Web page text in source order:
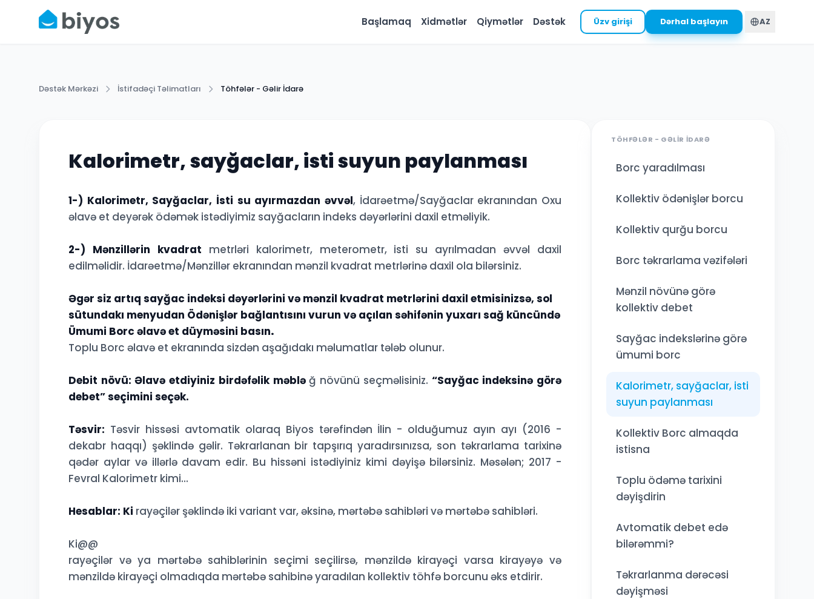
Başlamaq Xidmətlər Qiymətlər Dəstək Üzv girişi Dərhal başlayın AZ
Dəstək Mərkəzi İstifadəçi Təlimatları Töhfələr - Gəlir İdarə
Kalorimetr, sayğaclar, isti suyun paylanması
1-) Kalorimetr, Sayğaclar, İsti su ayırmazdan əvvəl, İdarəetmə/Sayğaclar ekranından Oxu
əlavə et deyərək ödəmək istədiyimiz sayğacların indeks dəyərlərini daxil etməliyik.
2-) Mənzillərin kvadrat metrləri kalorimetr, meterometr, isti su ayrılmadan əvvəl daxil
edilməlidir. İdarəetmə/Mənzillər ekranından mənzil kvadrat metrlərinə daxil ola bilərsiniz.
Əgər siz artıq sayğac indeksi dəyərlərini və mənzil kvadrat metrlərini daxil etmisinizsə, sol
sütundakı menyudan Ödənişlər bağlantısını vurun və açılan səhifənin yuxarı sağ küncündə
Ümumi Borc əlavə et düyməsini basın.
Toplu Borc əlavə et ekranında sizdən aşağıdakı məlumatlar tələb olunur.
Debit növü: Əlavə etdiyiniz birdəfəlik məbləğ növünü seçməlisiniz. “Sayğac indeksinə görə
debet” seçimini seçək.
Təsvir: Təsvir hissəsi avtomatik olaraq Biyos tərəfindən İlin - olduğumuz ayın ayı (2016 -
dekabr haqqı) şəklində gəlir. Təkrarlanan bir tapşırıq yaradırsınızsa, son təkrarlama tarixinə
qədər aylar və illərlə davam edir. Bu hissəni istədiyiniz kimi dəyişə bilərsiniz. Məsələn; 2017 -
Fevral Kalorimetr kimi...
Hesablar: Ki rayəçilər şəklində iki variant var, əksinə, mərtəbə sahibləri və mərtəbə sahibləri.
Ki@@
rayəçilər və ya mərtəbə sahiblərinin seçimi seçilirsə, mənzildə kirayəçi varsa kirayəyə və
mənzildə kirayəçi olmadıqda mərtəbə sahibinə yaradılan kollektiv töhfə borcunu əks etdirir.
TÖHFƏLƏR - GƏLIR İDARƏ
Borc yaradılması
Kollektiv ödənişlər borcu
Kollektiv qurğu borcu
Borc təkrarlama vəzifələri
Mənzil növünə görə
kollektiv debet
Sayğac indekslərinə görə
ümumi borc
Kalorimetr, sayğaclar, isti
suyun paylanması
Kollektiv Borc almaqda
istisna
Toplu ödəmə tarixini
dəyişdirin
Avtomatik debet edə
bilərəmmi?
Təkrarlanma dərəcəsi
dəyişməsi